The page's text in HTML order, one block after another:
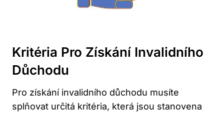
Kritéria Pro Získání Invalidního
Důchodu
Pro získání invalidního důchodu musíte
splňovat určitá kritéria, která jsou stanovena